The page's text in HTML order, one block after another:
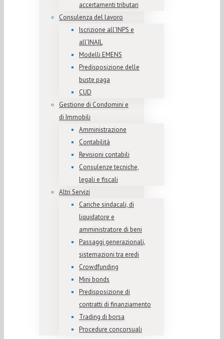
accertamenti tributari
Consulenza del lavoro
Iscrizione all’INPS e
all’INAIL
Modelli EMENS
Predisposizione delle
buste paga
CUD
Gestione di Condomini e
di Immobili
Amministrazione
Contabilità
Revisioni contabili
Consulenze tecniche,
legali e fiscali
Altri Servizi
Cariche sindacali, di
liquidatore e
amministratore di beni
Passaggi generazionali,
sistemazioni tra eredi
Crowdfunding
Mini bonds
Predisposizione di
contratti di finanziamento
Trading di borsa
Procedure concorsuali